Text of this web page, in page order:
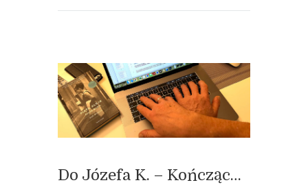
Do Józefa K. – Kończąc…